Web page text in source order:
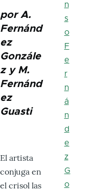
por A.
Fernánd
ez
Gonzále
z y M.
Fernánd
ez
Guasti
El artista
conjuga en
el crisol las
n
s
o
F
e
r
n
á
n
d
e
z
G
o